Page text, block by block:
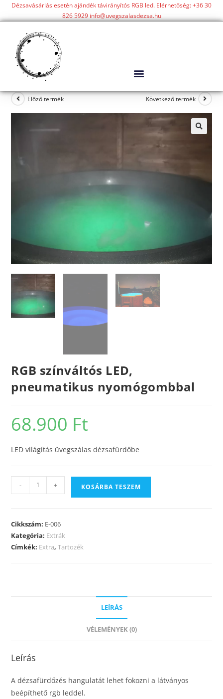
Dézsavásárlás esetén ajándék távirányítós RGB led. Elérhetőség: +36 30
826 5929 info@uvegszalasdezsa.hu
Előző termék Következő termék
RGB színváltós LED,
pneumatikus nyomógombbal
68.900 Ft
LED világítás üvegszálas dézsafürdőbe
- + KOSÁRBA TESZEM
Cikkszám: E-006
Kategória: Extrák
Címkék: Extra,Tartozék
LEÍRÁS
VÉLEMÉNYEK (0)
Leírás
A dézsafürdőzés hangulatát lehet fokozni a látványos
beépíthető rgb leddel.